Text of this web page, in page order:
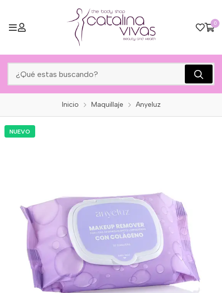
0
Inicio Maquillaje Anyeluz
NUEVO